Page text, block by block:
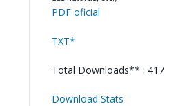
PDF oficial
TXT*
Total Downloads** : 417
Download Stats